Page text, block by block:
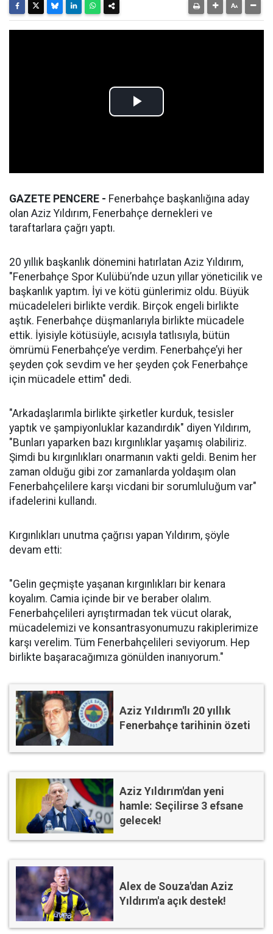
GAZETE PENCERE - Fenerbahçe başkanlığına aday
olan Aziz Yıldırım, Fenerbahçe dernekleri ve
taraftarlara çağrı yaptı.
20 yıllık başkanlık dönemini hatırlatan Aziz Yıldırım,
"Fenerbahçe Spor Kulübü’nde uzun yıllar yöneticilik ve
başkanlık yaptım. İyi ve kötü günlerimiz oldu. Büyük
mücadeleleri birlikte verdik. Birçok engeli birlikte
aştık. Fenerbahçe düşmanlarıyla birlikte mücadele
ettik. İyisiyle kötüsüyle, acısıyla tatlısıyla, bütün
ömrümü Fenerbahçe’ye verdim. Fenerbahçe’yi her
şeyden çok sevdim ve her şeyden çok Fenerbahçe
için mücadele ettim" dedi.
"Arkadaşlarımla birlikte şirketler kurduk, tesisler
yaptık ve şampiyonluklar kazandırdık" diyen Yıldırım,
"Bunları yaparken bazı kırgınlıklar yaşamış olabiliriz.
Şimdi bu kırgınlıkları onarmanın vakti geldi. Benim her
zaman olduğu gibi zor zamanlarda yoldaşım olan
Fenerbahçelilere karşı vicdani bir sorumluluğum var"
ifadelerini kullandı.
Kırgınlıkları unutma çağrısı yapan Yıldırım, şöyle
devam etti:
"Gelin geçmişte yaşanan kırgınlıkları bir kenara
koyalım. Camia içinde bir ve beraber olalım.
Fenerbahçelileri ayrıştırmadan tek vücut olarak,
mücadelemizi ve konsantrasyonumuzu rakiplerimize
karşı verelim. Tüm Fenerbahçelileri seviyorum. Hep
birlikte başaracağımıza gönülden inanıyorum."
Aziz Yıldırım'lı 20 yıllık
Fenerbahçe tarihinin özeti
Aziz Yıldırım'dan yeni
hamle: Seçilirse 3 efsane
gelecek!
Alex de Souza'dan Aziz
Yıldırım'a açık destek!